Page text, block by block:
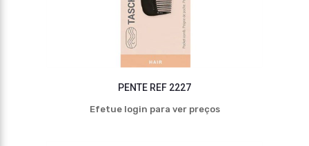
PENTE REF 2227
Efetue login para ver preços